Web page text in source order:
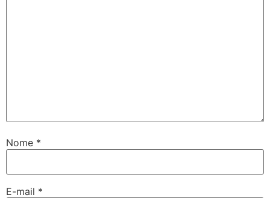
Nome *
E-mail *